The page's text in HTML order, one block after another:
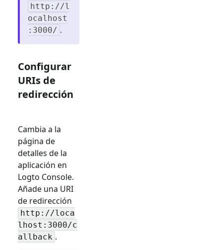
http://l
ocalhost
:3000/ .
Configurar
URIs de
redirección
Cambia a la
página de
detalles de la
aplicación en
Logto Console.
Añade una URI
de redirección
http://loca
lhost:3000/c
allback .